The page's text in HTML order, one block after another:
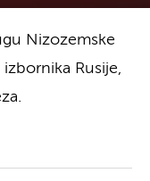
Nizozemske
Rusije,